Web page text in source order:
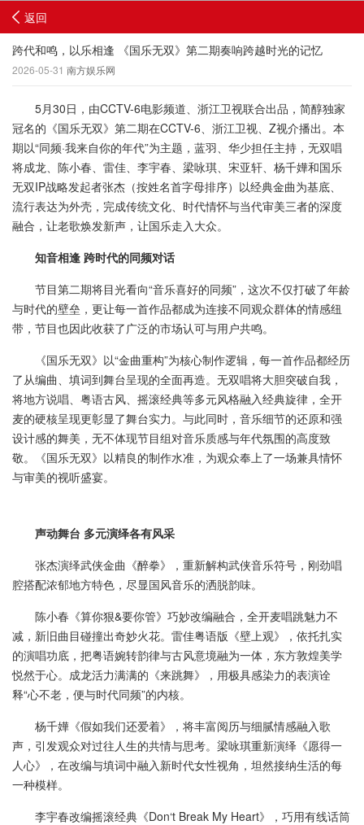
返回
跨代和鸣，以乐相逢 《国乐无双》第二期奏响跨越时光的记忆
2026-05-31 南方娱乐网
5月30日，由CCTV-6电影频道、浙江卫视联合出品，简醇独家
冠名的《国乐无双》第二期在CCTV-6、浙江卫视、Z视介播出。本
期以“同频·我来自你的年代”为主题，蓝羽、华少担任主持，无双唱
将成龙、陈小春、雷佳、李宇春、梁咏琪、宋亚轩、杨千嬅和国乐
无双IP战略发起者张杰（按姓名首字母排序）以经典金曲为基底、
流行表达为外壳，完成传统文化、时代情怀与当代审美三者的深度
融合，让老歌焕发新声，让国乐走入大众。
知音相逢 跨时代的同频对话
节目第二期将目光看向“音乐喜好的同频”，这次不仅打破了年龄
与时代的壁垒，更让每一首作品都成为连接不同观众群体的情感纽
带，节目也因此收获了广泛的市场认可与用户共鸣。
《国乐无双》以“金曲重构”为核心制作逻辑，每一首作品都经历
了从编曲、填词到舞台呈现的全面再造。无双唱将大胆突破自我，
将地方说唱、粤语古风、摇滚经典等多元风格融入经典旋律，全开
麦的硬核呈现更彰显了舞台实力。与此同时，音乐细节的还原和强
设计感的舞美，无不体现节目组对音乐质感与年代氛围的高度致
敬。《国乐无双》以精良的制作水准，为观众奉上了一场兼具情怀
与审美的视听盛宴。
声动舞台 多元演绎各有风采
张杰演绎武侠金曲《醉拳》，重新解构武侠音乐符号，刚劲唱
腔搭配浓郁地方特色，尽显国风音乐的洒脱韵味。
陈小春《算你狠&要你管》巧妙改编融合，全开麦唱跳魅力不
减，新旧曲目碰撞出奇妙火花。雷佳粤语版《壁上观》，依托扎实
的演唱功底，把粤语婉转韵律与古风意境融为一体，东方敦煌美学
悦然于心。成龙活力满满的《来跳舞》，用极具感染力的表演诠
释“心不老，便与时代同频”的内核。
杨千嬅《假如我们还爱着》，将丰富阅历与细腻情感融入歌
声，引发观众对过往人生的共情与思考。梁咏琪重新演绎《愿得一
人心》，在改编与填词中融入新时代女性视角，坦然接纳生活的每
一种模样。
李宇春改编摇滚经典《Don‘t Break My Heart》，巧用有线话筒